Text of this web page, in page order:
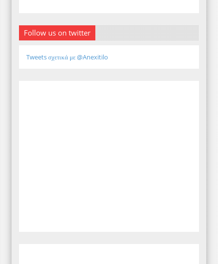
Follow us on twitter
Tweets σχετικά με @Anexitilo